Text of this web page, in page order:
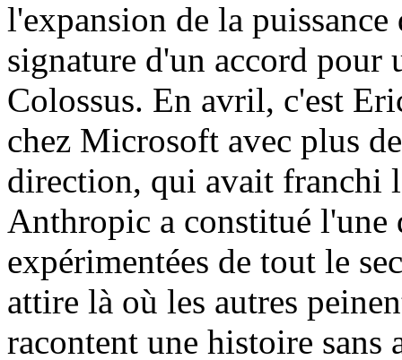
l'expansion de la
signature d'un accord pour
Colossus. En avril, c'est
chez Microsoft avec plus
direction, qui avait franchi
Anthropic a constitué l'une
expérimentées de tout le
attire là où les autres
racontent une histoire